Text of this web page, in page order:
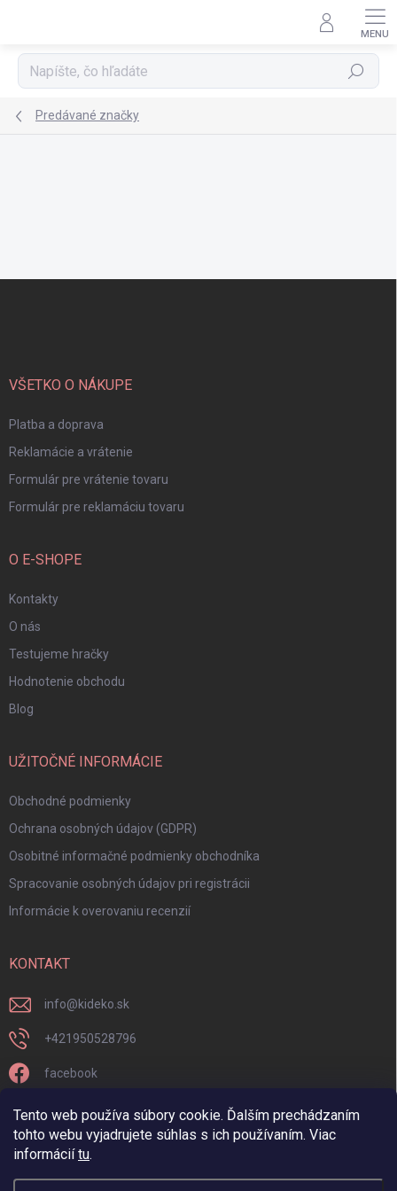
Tento web používa súbory cookie. Ďalším prechádzaním
tohto webu vyjadrujete súhlas s ich používaním. Viac
informáciítu.
Hľadať
Predávané značky
VŠETKO O NÁKUPE
Platba a doprava
Reklamácie a vrátenie
Formulár pre vrátenie tovaru
Formulár pre reklamáciu tovaru
O E-SHOPE
Kontakty
O nás
Testujeme hračky
Hodnotenie obchodu
Blog
UŽITOČNÉ INFORMÁCIE
Obchodné podmienky
Ochrana osobných údajov (GDPR)
Osobitné informačné podmienky obchodníka
Spracovanie osobných údajov pri registrácii
Informácie k overovaniu recenzií
KONTAKT
info@kideko.sk
+421950528796
facebook
kideko.sk/